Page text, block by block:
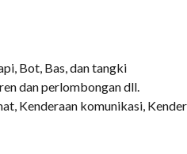
Bot, Bas, dan tangki
dan perlombongan dll.
Kenderaan komunikasi,